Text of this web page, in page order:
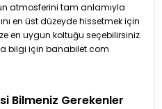
atmosferini tam anlamıyla
en üst düzeyde hissetmek için
en uygun koltuğu seçebilirsiniz.
bilgi için banabilet.com
Bilmeniz Gerekenler